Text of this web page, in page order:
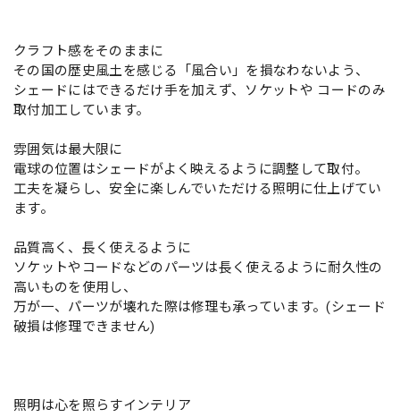
クラフト感をそのままに
その国の歴史風土を感じる「風合い」を損なわないよう、
シェードにはできるだけ手を加えず、ソケットや コードのみ
取付加工しています。
雰囲気は最大限に
電球の位置はシェードがよく映えるように調整して取付。
工夫を凝らし、安全に楽しんでいただける照明に仕上げてい
ます。
品質高く、長く使えるように
ソケットやコードなどのパーツは長く使えるように耐久性の
高いものを使用し、
万が一、パーツが壊れた際は修理も承っています。(シェード
破損は修理できません)
照明は心を照らすインテリア